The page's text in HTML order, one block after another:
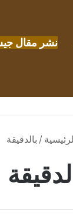
نشر مقال
/ بالدقيقة